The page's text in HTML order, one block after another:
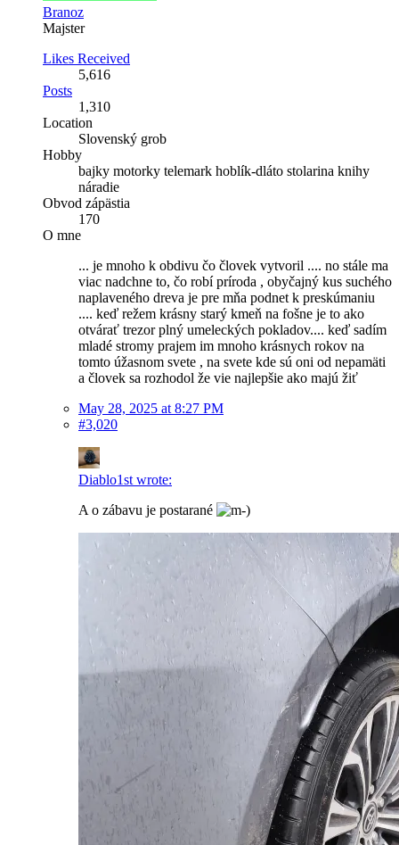
Branoz
Majster
Likes Received
5,616
Posts
1,310
Location
Slovenský grob
Hobby
bajky motorky telemark hoblík-dláto stolarina knihy
náradie
Obvod zápästia
170
O mne
... je mnoho k obdivu čo človek vytvoril .... no stále ma
viac nadchne to, čo robí príroda , obyčajný kus suchého
naplaveného dreva je pre mňa podnet k preskúmaniu
.... keď režem krásny starý kmeň na fošne je to ako
otvárať trezor plný umeleckých pokladov.... keď sadím
mladé stromy prajem im mnoho krásnych rokov na
tomto úžasnom svete , na svete kde sú oni od nepamäti
a človek sa rozhodol že vie najlepšie ako majú žiť
May 28, 2025 at 8:27 PM
#3,020
Diablo1st wrote:
A o zábavu je postarané